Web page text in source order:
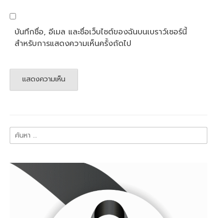
บันทึกชื่อ, อีเมล และชื่อเว็บไซต์ของฉันบนเบราว์เซอร์นี้
สำหรับการแสดงความเห็นครั้งถัดไป
ค้นหา
สำหรับ: